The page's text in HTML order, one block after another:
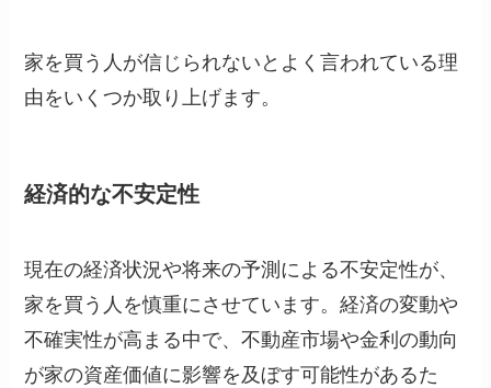
家を買う人が信じられないとよく言われている理
由をいくつか取り上げます。
経済的な不安定性
現在の経済状況や将来の予測による不安定性が、
家を買う人を慎重にさせています。経済の変動や
不確実性が高まる中で、不動産市場や金利の動向
が家の資産価値に影響を及ぼす可能性があるた